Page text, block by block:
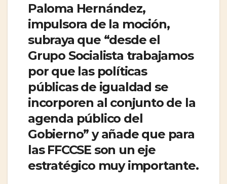
Paloma Hernández,
impulsora de la moción,
subraya que “desde el
Grupo Socialista trabajamos
por que las políticas
públicas de igualdad se
incorporen al conjunto de la
agenda público del
Gobierno” y añade que para
las FFCCSE son un eje
estratégico muy importante.